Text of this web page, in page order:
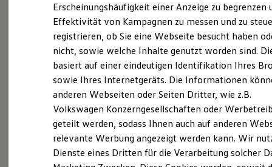
Ladezeitensimulator
Batterie
Sicherheit
Garantie und Lebensdauer
Nachhaltigkeit
Technologie
Kosten und Kauf
Verbrauchskosten
Kaufoptionen
E-Auto-Förderung
Software und Konnektivität
Die ID. Software 6
ID. Software Versionen und Updates
Digitale Extras
Schnittstellen zu Ihrem ID.
Servicetermin buchen
Servicetermin buchen
Erscheinungshäufigkeit einer Anzeige zu begrenzen
Effektivität von Kampagnen zu messen und zu
registrieren, ob Sie eine Webseite besucht haben
nicht, sowie welche Inhalte genutzt worden sind.
basiert auf einer eindeutigen Identifikation Ihres
sowie Ihres Internetgeräts. Die Informationen
anderen Webseiten oder Seiten Dritter, wie z.B.
Volkswagen Konzerngesellschaften oder
geteilt werden, sodass Ihnen auch auf anderen
relevante Werbung angezeigt werden kann. Wir
Dienste eines Dritten für die Verarbeitung solcher